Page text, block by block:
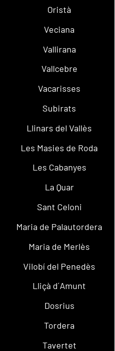
Oristà
Veciana
Vallirana
Vallcebre
Vacarisses
Subirats
Llinars del Vallès
Les Masies de Roda
Les Cabanyes
La Quar
Sant Celoni
Maria de Palautordera
Maria de Merlès
Vilobí del Penedès
Lliçà d´Amunt
Dosrius
Tordera
Tavertet